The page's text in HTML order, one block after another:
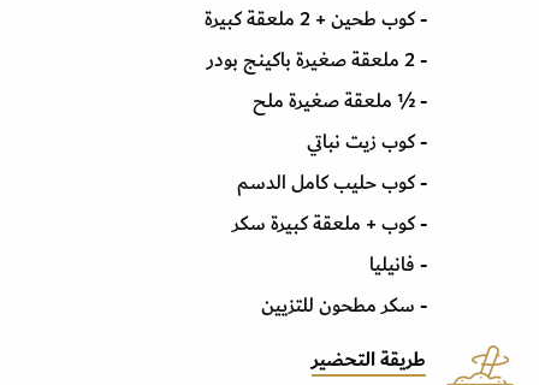
- كوب طحين + 2 ملعقة كبيرة
- 2 ملعقة صغيرة باكينج بودر
- ½ ملعقة صغيرة ملح
- كوب زيت نباتي
- كوب حليب كامل الدسم
- كوب + ملعقة كبيرة سكر
- فانيليا
- سكر مطحون للتزيين
طريقة التحضير